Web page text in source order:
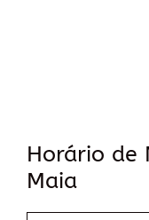
Horário de
Maia